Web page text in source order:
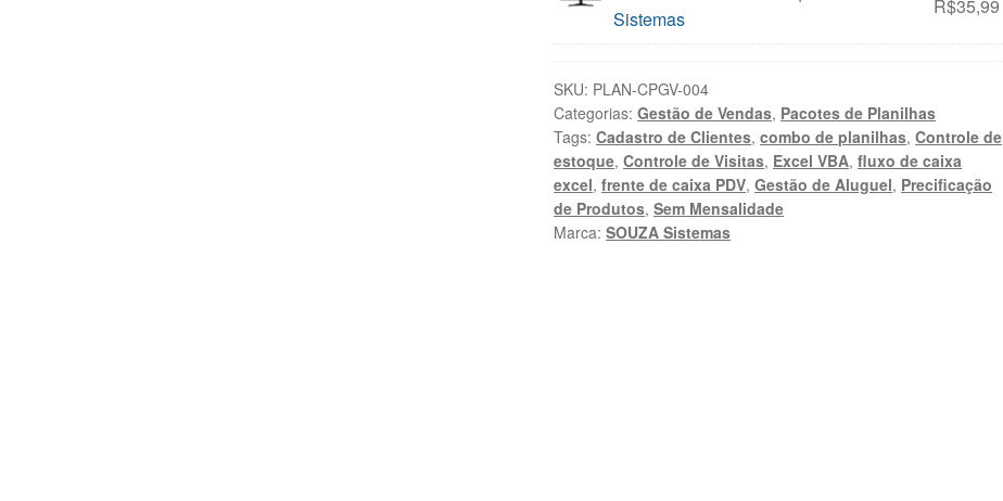
Sistemas
R$35,99
SKU: PLAN-CPGV-004
Categorias:Gestão de Vendas, Pacotes de Planilhas
Tags:Cadastro de Clientes,combo de planilhas,Controle de
estoque,Controle de Visitas, Excel VBA,fluxo de caixa
excel,frente de caixa PDV,Gestão de Aluguel, Precificação
de Produtos,Sem Mensalidade
Marca:SOUZA Sistemas